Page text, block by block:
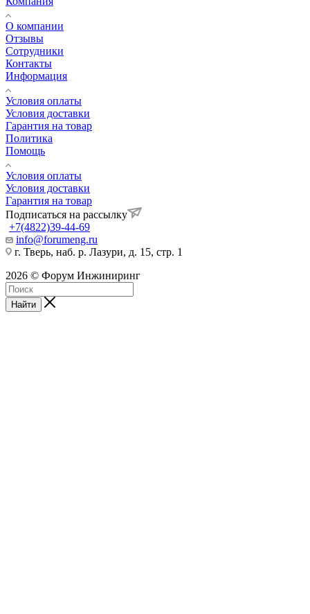
О компании
Отзывы
Сотрудники
Контакты
Информация
Условия оплаты
Условия доставки
Гарантия на товар
Политика
Помощь
Условия оплаты
Условия доставки
Гарантия на товар
Подписаться на рассылку
+7(4822)39-44-69
info@forumeng.ru
г. Тверь, наб. р. Лазури, д. 15, стр. 1
2026 © Форум Инжиниринг
Найти